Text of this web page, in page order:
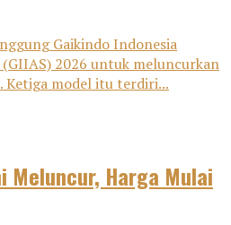
Gaikindo Indonesia
2026 untuk meluncurkan
Ketiga model itu terdiri...
Meluncur, Harga Mulai